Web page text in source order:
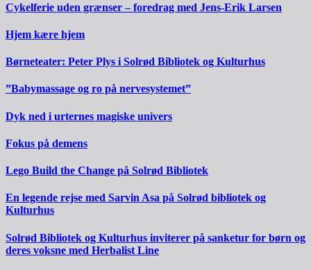
Cykelferie uden grænser – foredrag med Jens-Erik Larsen
Hjem kære hjem
Børneteater: Peter Plys i Solrød Bibliotek og Kulturhus
”Babymassage og ro på nervesystemet”
Dyk ned i urternes magiske univers
Fokus på demens
Lego Build the Change på Solrød Bibliotek
En legende rejse med Sarvin Asa på Solrød bibliotek og
Kulturhus
Solrød Bibliotek og Kulturhus inviterer på sanketur for børn og
deres voksne med Herbalist Line